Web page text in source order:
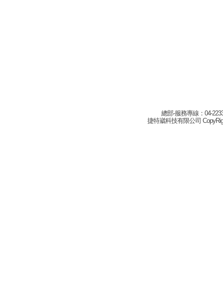
總部-服務專線：04-
捷特崴科技有限公司